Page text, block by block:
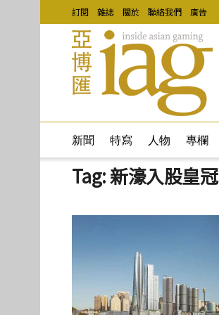
訂閱 雜誌 關於 聯絡我們 廣告
新聞 特寫 人物 專欄
Tag:新濠入股皇冠